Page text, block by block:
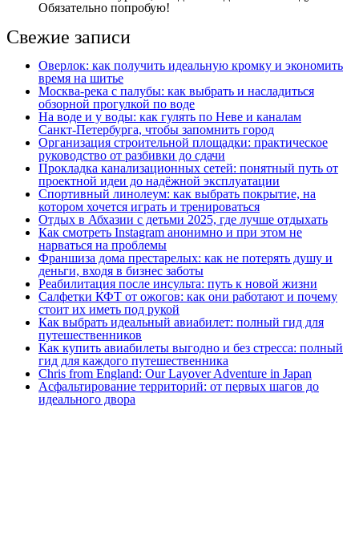
Обязательно попробую!
Свежие записи
Оверлок: как получить идеальную кромку и экономить
время на шитье
Москва‑река с палубы: как выбрать и насладиться
обзорной прогулкой по воде
На воде и у воды: как гулять по Неве и каналам
Санкт‑Петербурга, чтобы запомнить город
Организация строительной площадки: практическое
руководство от разбивки до сдачи
Прокладка канализационных сетей: понятный путь от
проектной идеи до надёжной эксплуатации
Спортивный линолеум: как выбрать покрытие, на
котором хочется играть и тренироваться
Отдых в Абхазии с детьми 2025, где лучше отдыхать
Как смотреть Instagram анонимно и при этом не
нарваться на проблемы
Франшиза дома престарелых: как не потерять душу и
деньги, входя в бизнес заботы
Реабилитация после инсульта: путь к новой жизни
Салфетки КФТ от ожогов: как они работают и почему
стоит их иметь под рукой
Как выбрать идеальный авиабилет: полный гид для
путешественников
Как купить авиабилеты выгодно и без стресса: полный
гид для каждого путешественника
Chris from England: Our Layover Adventure in Japan
Асфальтирование территорий: от первых шагов до
идеального двора